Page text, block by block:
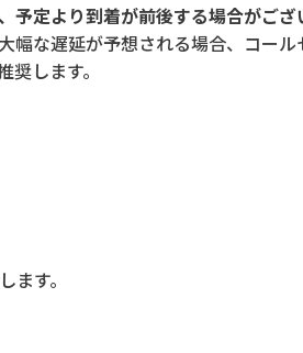
定より到着が前後する場合がご
大幅な遅延が予想される場合、コー
します。
す。